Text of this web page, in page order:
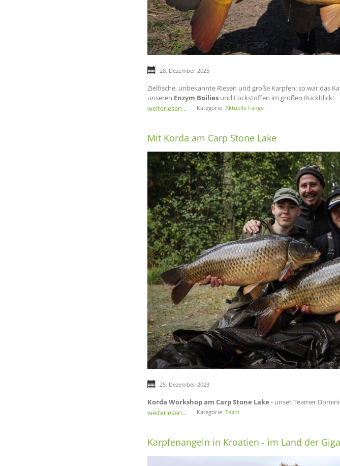
28. Dezember 2025
Zielfische, unbekannte Riesen und große Karpfen: so war das
unseren Enzym Boilies und Lockstoffen im großen Rückblick!
weiterlesen...
Kategorie: Aktuelle Fänge
Mit Korda am Carp Stone Lake
25. Dezember 2023
Korda Workshop am Carp Stone Lake - unser Teamer
weiterlesen...
Kategorie: Team
Karpfenangeln in Kroatien - im Land der